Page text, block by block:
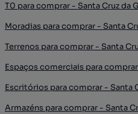
T0 para comprar - Santa Cruz da
Moradias para comprar - Santa
Terrenos para comprar - Santa
Espaços comerciais para
Escritórios para comprar - Santa
Armazéns para comprar - Santa